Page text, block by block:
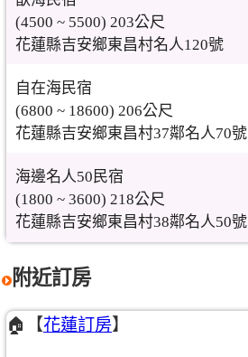
(4500 ~ 5500) 203公尺
花蓮縣吉安鄉東昌村名人120號
自在海民宿
(6800 ~ 18600) 206公尺
花蓮縣吉安鄉東昌村37鄰名人70號
海邊名人50民宿
(1800 ~ 3600) 218公尺
花蓮縣吉安鄉東昌村38鄰名人50號
附近訂房
🏠【花蓮訂房】